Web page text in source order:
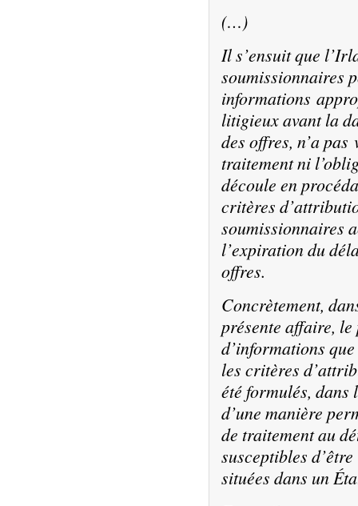
(…)
Il s’ensuit que
soumissionnaires
informations
litigieux avant la
des offres, n’a
traitement ni
découle en
critères
soumissionnaires
l’expiration du
offres.
Concrètement,
présente affaire,
d’informations
les critères
été formulés, dans
d’une manière
de traitement au
susceptibles
situées dans un